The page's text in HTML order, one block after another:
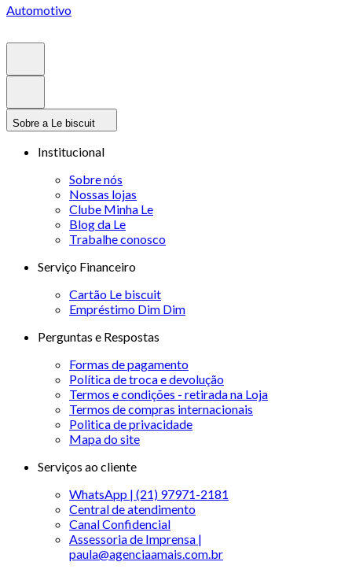
Automotivo
Sobre a Le biscuit
Institucional
Sobre nós
Nossas lojas
Clube Minha Le
Blog da Le
Trabalhe conosco
Serviço Financeiro
Cartão Le biscuit
Empréstimo Dim Dim
Perguntas e Respostas
Formas de pagamento
Política de troca e devolução
Termos e condições - retirada na Loja
Termos de compras internacionais
Politica de privacidade
Mapa do site
Serviços ao cliente
WhatsApp | (21) 97971-2181
Central de atendimento
Canal Confidencial
Assessoria de Imprensa |
paula@agenciaamais.com.br